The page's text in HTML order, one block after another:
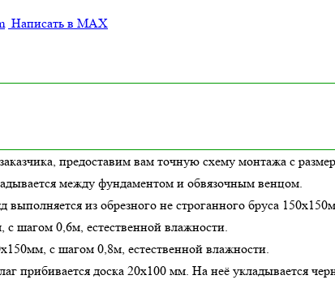
Написать в MAX
предоставим вам точную схему монтажа с
между фундаментом и обвязочным венцом.
выполняется из обрезного не строганного бруса
с шагом 0,6м, естественной влажности.
с шагом 0,8м, естественной влажности.
прибивается доска 20х100 мм. На неё укладывается